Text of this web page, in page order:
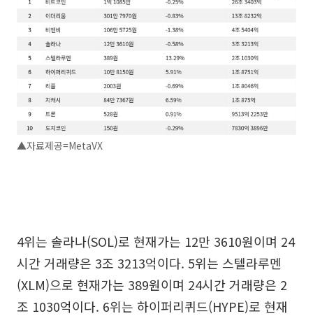
▲자료제공=MetaVX
4위는 솔라나(SOL)로 현재가는 12만 3610원이며 24
시간 거래량은 3조 3213억이다. 5위는 스텔라루멘
(XLM)으로 현재가는 389원이며 24시간 거래량은 2
조 1030억이다. 6위는 하이퍼리퀴드(HYPE)로 현재